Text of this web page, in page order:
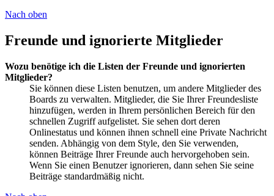
Nach oben
Freunde und ignorierte Mitglieder
Wozu benötige ich die Listen der Freunde und ignorierten
Mitglieder?
Sie können diese Listen benutzen, um andere Mitglieder des
Boards zu verwalten. Mitglieder, die Sie Ihrer Freundesliste
hinzufügen, werden in Ihrem persönlichen Bereich für den
schnellen Zugriff aufgelistet. Sie sehen dort deren
Onlinestatus und können ihnen schnell eine Private Nachricht
senden. Abhängig von dem Style, den Sie verwenden,
können Beiträge Ihrer Freunde auch hervorgehoben sein.
Wenn Sie einen Benutzer ignorieren, dann sehen Sie seine
Beiträge standardmäßig nicht.